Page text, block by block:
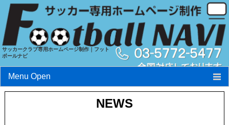
サッカークラブ専用ホームページ制作｜フット
ボールナビ
Menu Open
NEWS